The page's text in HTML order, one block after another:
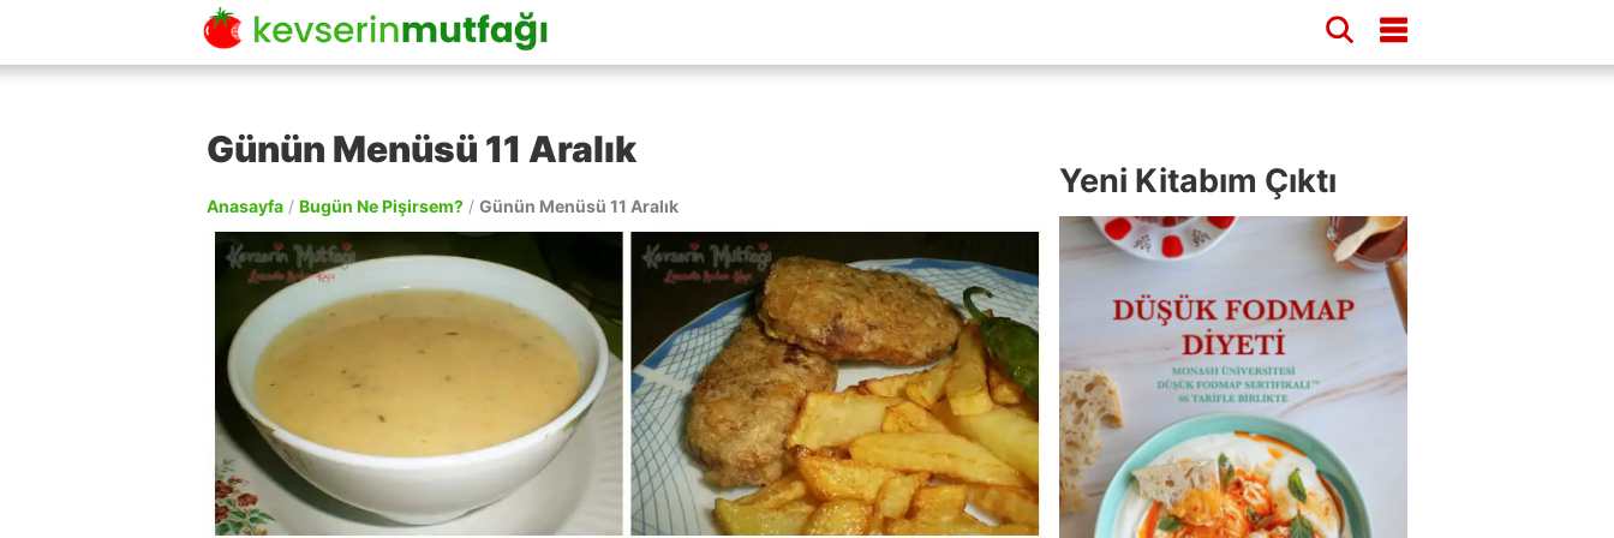
Günün Menüsü 11 Aralık
Anasayfa / Bugün Ne Pişirsem? / Günün Menüsü 11 Aralık
Yeni Kitabım Çıktı